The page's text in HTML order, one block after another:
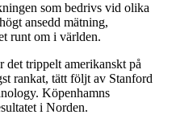
som bedrivs vid olika
ansedd mätning,
runt om i världen.
det trippelt amerikanskt på
rankat, tätt följt av Stanford
Köpenhamns
i Norden.